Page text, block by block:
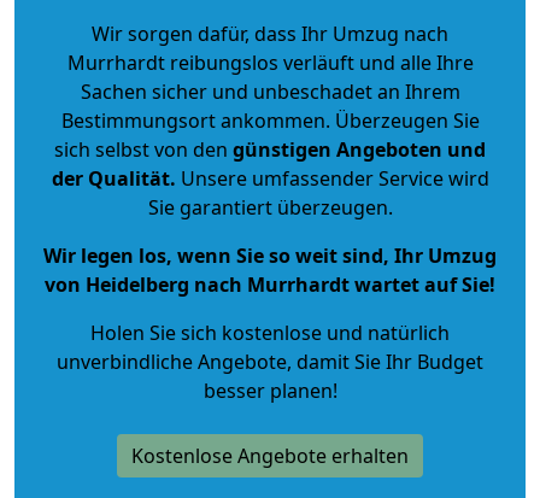
Wir sorgen dafür, dass Ihr Umzug nach
Murrhardt reibungslos verläuft und alle Ihre
Sachen sicher und unbeschadet an Ihrem
Bestimmungsort ankommen. Überzeugen Sie
sich selbst von den günstigen Angeboten und
der Qualität. Unsere umfassender Service wird
Sie garantiert überzeugen.
Wir legen los, wenn Sie so weit sind, Ihr Umzug
von Heidelberg nach Murrhardt wartet auf Sie!
Holen Sie sich kostenlose und natürlich
unverbindliche Angebote, damit Sie Ihr Budget
besser planen!
Kostenlose Angebote erhalten